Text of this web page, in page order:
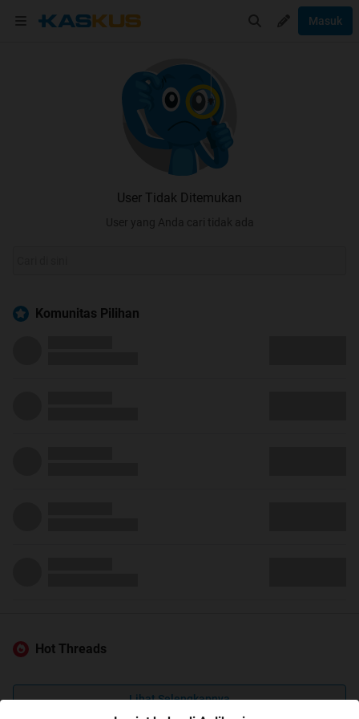
Masuk
User Tidak Ditemukan
User yang Anda cari tidak ada
Komunitas Pilihan
Hot Threads
Lihat Selengkapnya